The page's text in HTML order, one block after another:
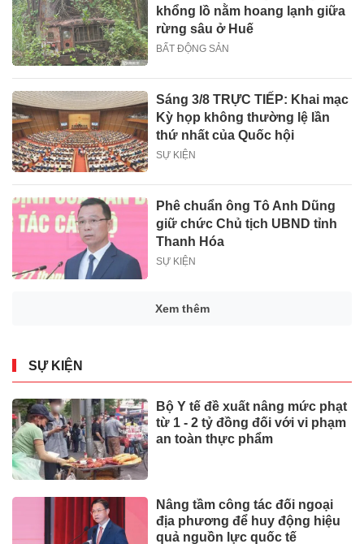
khổng lồ nằm hoang lạnh giữa
rừng sâu ở Huế
BẤT ĐỘNG SẢN
Sáng 3/8 TRỰC TIẾP: Khai mạc
Kỳ họp không thường lệ lần
thứ nhất của Quốc hội
SỰ KIỆN
Phê chuẩn ông Tô Anh Dũng
giữ chức Chủ tịch UBND tỉnh
Thanh Hóa
SỰ KIỆN
Xem thêm
SỰ KIỆN
Bộ Y tế đề xuất nâng mức phạt
từ 1 - 2 tỷ đồng đối với vi phạm
an toàn thực phẩm
Nâng tầm công tác đối ngoại
địa phương để huy động hiệu
quả nguồn lực quốc tế